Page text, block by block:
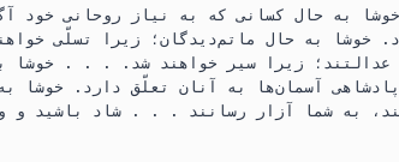
به حال کسانی که به نیاز روحانی خود
خوشا به حال ماتم‌دیدگان؛‏ زیرا تسلّی
عدالتند؛‏ زیرا سیر خواهند شد.‏ .‏ .‏ .‏ خوشا
آسمان‌ها به آنان تعلّق دارد.‏ خوشا
به شما آزار رسانند .‏ .‏ .‏ شاد باشید و